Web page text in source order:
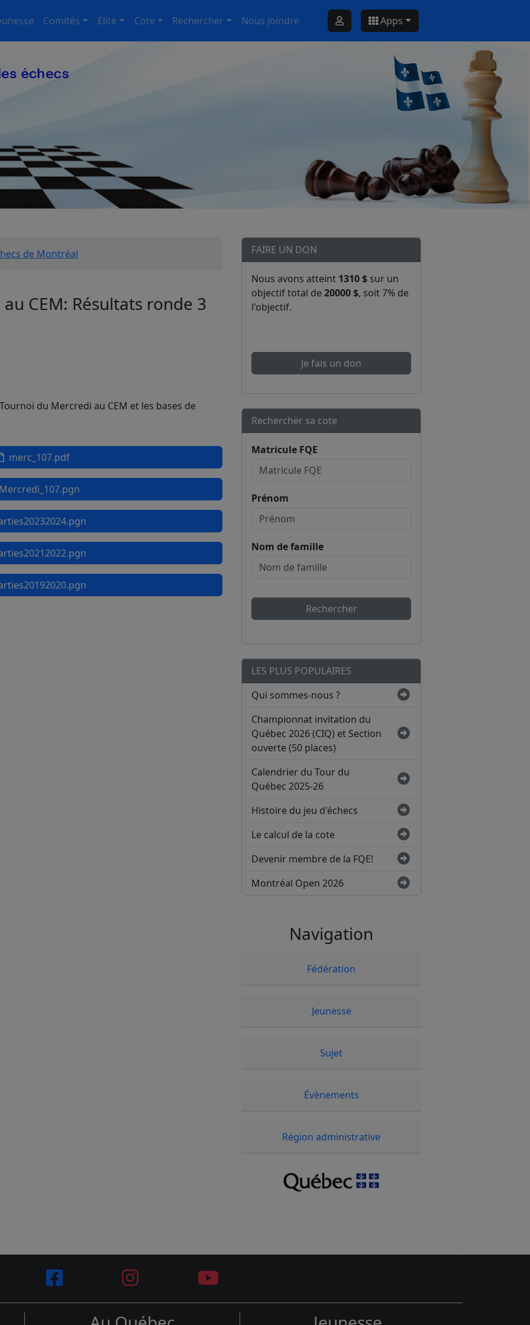
Comités Élite Cote Rechercher Nous joindre Apps
de Montréal
CEM: Résultats ronde 3
du Mercredi au CEM et les bases de
merc_107.pdf
FAIRE UN DON
Nous avons atteint 1310 $ sur un
objectif total de 20000 $, soit 7% de
l'objectif.
Je fais un don
Rechercher sa cote
Matricule FQE
Prénom
Nom de famille
Rechercher
LES PLUS POPULAIRES
Qui sommes-nous ?
Championnat invitation du
Québec 2026 (CIQ) et Section
ouverte (50 places)
Calendrier du Tour du
Québec 2025-26
Histoire du jeu d'échecs
Le calcul de la cote
Devenir membre de la FQE!
Montréal Open 2026
Navigation
Fédération
Jeunesse
Sujet
Évènements
Région administrative